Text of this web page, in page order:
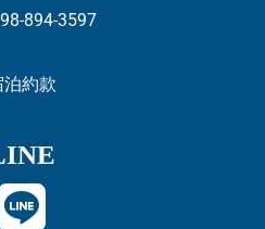
894-3597
泊約款